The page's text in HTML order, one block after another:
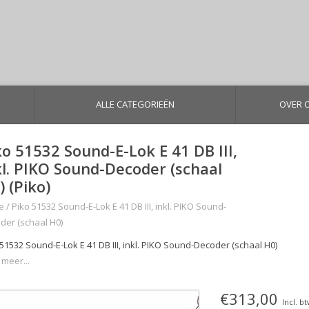
ALLE CATEGORIEËN OVER
51532 Sound-E-Lok E 41 DB III,
PIKO Sound-Decoder (schaal
(Piko)
/ Piko 51532 Sound-E-Lok E 41 DB III, inkl. PIKO Sound-
(schaal H0)
Sound-E-Lok E 41 DB III, inkl. PIKO Sound-Decoder (schaal H0)
€313,00 Incl.